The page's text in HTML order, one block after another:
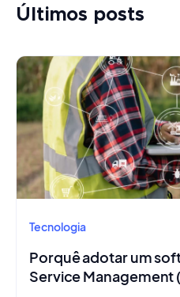
Últimos posts
Tecnologia
Porquê adotar um
Service Management